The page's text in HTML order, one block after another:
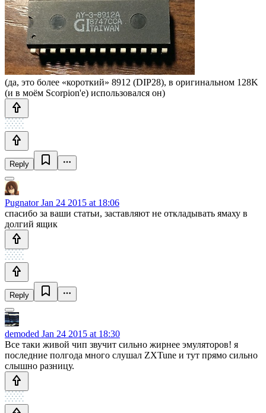
(да, это более «короткий» 8912 (DIP28), в оригинальном 128K
(и в моём Scorpion'е) использовался он)
Reply
PugnatorJan 24 2015 at 18:06
спасибо за ваши статьи, заставляют не откладывать ямаху в
долгий ящик
Reply
demoded Jan 24 2015 at 18:30
Все таки живой чип звучит сильно жирнее эмуляторов! я
последние полгода много слушал ZXTune и тут прямо сильно
слышно разницу.